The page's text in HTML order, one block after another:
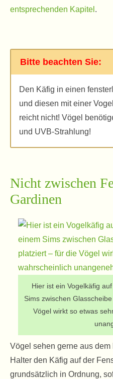
entsprechenden Kapitel .
Bitte beachten Sie:
Den Käfig in einen
und diesen mit einer
reicht nicht! Vögel
und UVB-Strahlung!
Nicht zwischen
Gardinen
Hier ist ein Vogelkäfig
Sims zwischen
Vögel wirkt so etwas
Vögel sehen gerne aus
Halter den Käfig auf der
grundsätzlich in Ordnung,